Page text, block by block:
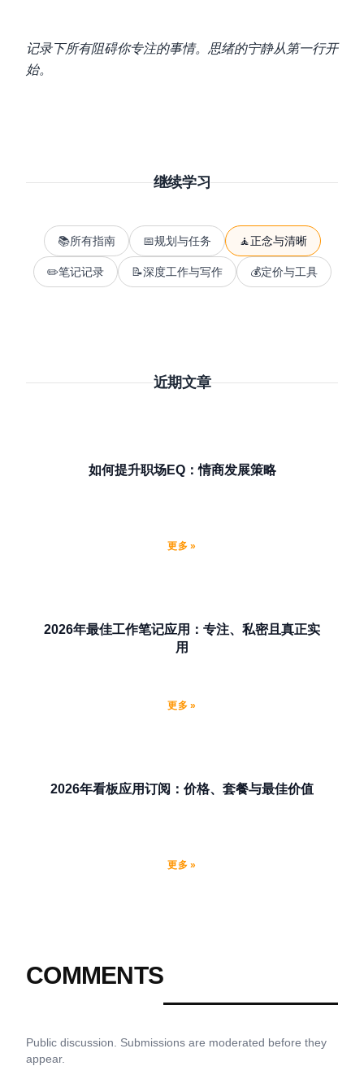
记录下所有阻碍你专注的事情。思绪的宁静从第一行开
始。
继续学习
📚所有指南 📅规划与任务 🧘正念与清晰
✏️笔记记录 📝深度工作与写作 💰定价与工具
近期文章
如何提升职场EQ：情商发展策略
更多 »
2026年最佳工作笔记应用：专注、私密且真正实
用
更多 »
2026年看板应用订阅：价格、套餐与最佳价值
更多 »
COMMENTS
Public discussion. Submissions are moderated before they
appear.